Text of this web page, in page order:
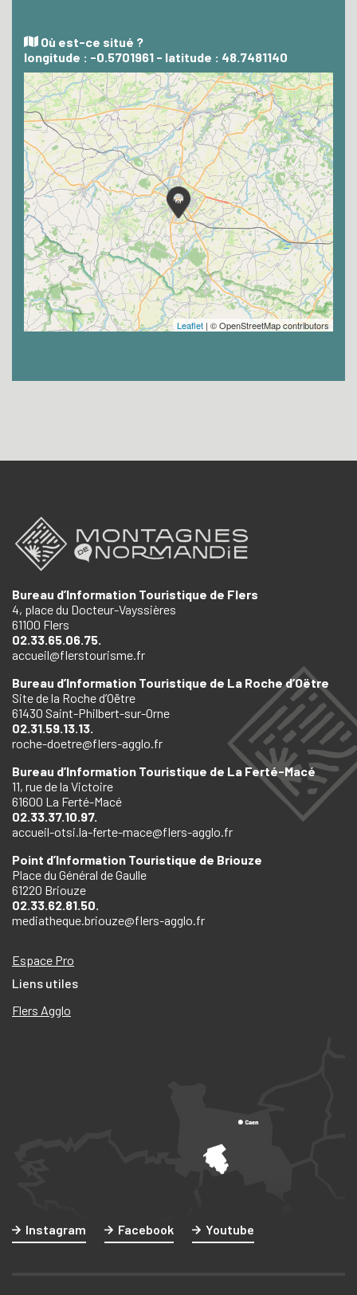
Où est-ce situé ?
longitude : -0.5701961 - latitude : 48.7481140
Leaflet | © OpenStreetMap contributors
Bureau d’Information Touristique de Flers
4, place du Docteur-Vayssières
61100 Flers
02.33.65.06.75.
accueil@flerstourisme.fr
Bureau d’Information Touristique de La Roche d’Oëtre
Site de la Roche d’Oëtre
61430 Saint-Philbert-sur-Orne
02.31.59.13.13.
roche-doetre@flers-agglo.fr
Bureau d’Information Touristique de La Ferté-Macé
11, rue de la Victoire
61600 La Ferté-Macé
02.33.37.10.97.
accueil-otsi.la-ferte-mace@flers-agglo.fr
Point d’Information Touristique de Briouze
Place du Général de Gaulle
61220 Briouze
02.33.62.81.50.
mediatheque.briouze@flers-agglo.fr
Espace Pro
Liens utiles
Flers Agglo
Instagram Facebook Youtube